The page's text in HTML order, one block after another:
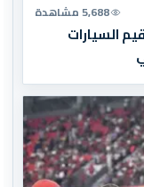
5,688 مشاهدة
السيارات